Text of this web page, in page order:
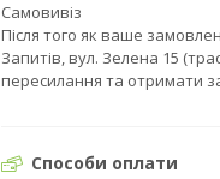
Самовивіз
Після того як ваше
Запитів, вул. Зелена 15
пересилання та отримати
Способи оплати